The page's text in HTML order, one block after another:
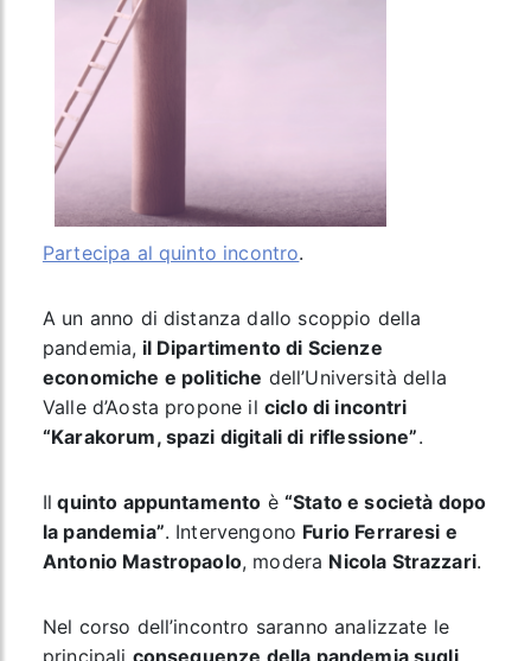
Partecipa al quinto incontro.
A un anno di distanza dallo scoppio della
pandemia, il Dipartimento di Scienze
economiche e politiche dell’Università della
Valle d’Aosta propone il ciclo di incontri
“Karakorum, spazi digitali di riflessione”.
Il quinto appuntamento è “Stato e società dopo
la pandemia”. Intervengono Furio Ferraresi e
Antonio Mastropaolo, modera Nicola Strazzari.
Nel corso dell’incontro saranno analizzate le
principali conseguenze della pandemia sugli